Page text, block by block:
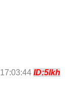
ID:5lkh